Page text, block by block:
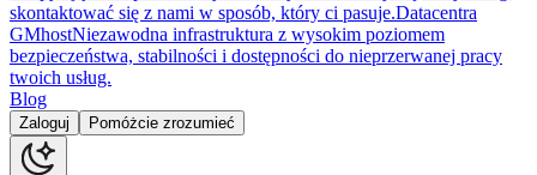
skontaktować się z nami w sposób, który ci pasuje.Datacentra
GMhostNiezawodna infrastruktura z wysokim poziomem
bezpieczeństwa, stabilności i dostępności do nieprzerwanej pracy
twoich usług.
Blog
Zaloguj Pomóżcie zrozumieć